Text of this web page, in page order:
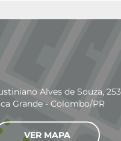
Alves de Souza, 253
Grande - Colombo/PR
VER MAPA